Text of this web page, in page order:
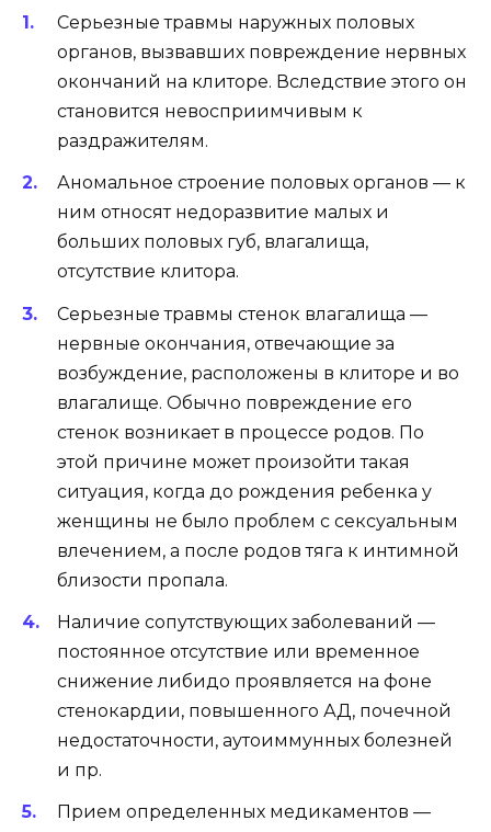
Серьезные травмы наружных половых
органов, вызвавших повреждение нервных
окончаний на клиторе. Вследствие этого он
становится невосприимчивым к
раздражителям.
Аномальное строение половых органов — к
ним относят недоразвитие малых и
больших половых губ, влагалища,
отсутствие клитора.
Серьезные травмы стенок влагалища —
нервные окончания, отвечающие за
возбуждение, расположены в клиторе и во
влагалище. Обычно повреждение его
стенок возникает в процессе родов. По
этой причине может произойти такая
ситуация, когда до рождения ребенка у
женщины не было проблем с сексуальным
влечением, а после родов тяга к интимной
близости пропала.
Наличие сопутствующих заболеваний —
постоянное отсутствие или временное
снижение либидо проявляется на фоне
стенокардии, повышенного АД, почечной
недостаточности, аутоиммунных болезней
и пр.
Прием определенных медикаментов —